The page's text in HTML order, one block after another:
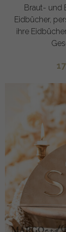
Braut- und
Eidbücher,
ihre